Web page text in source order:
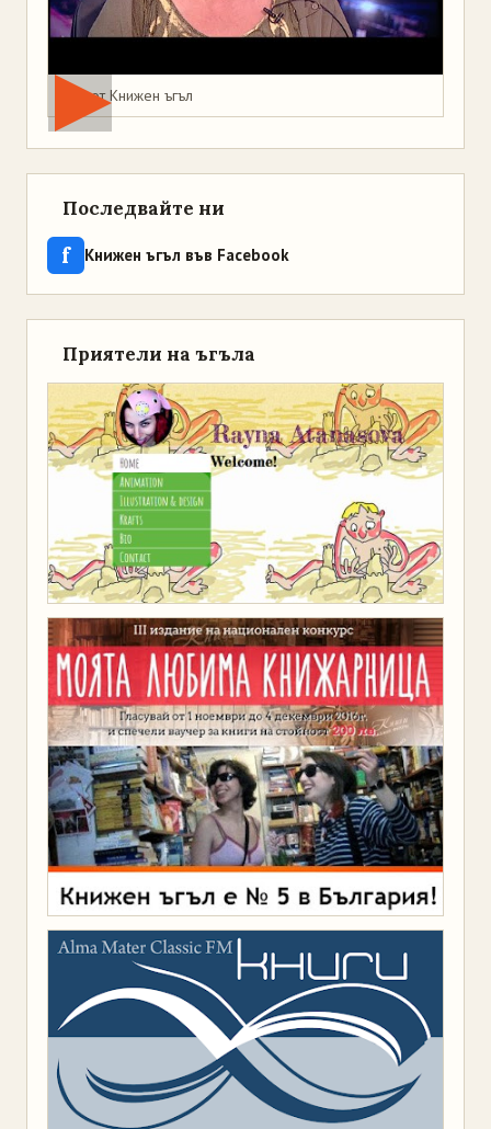
Мая от Книжен ъгъл
Последвайте ни
f Книжен ъгъл във Facebook
Приятели на ъгъла